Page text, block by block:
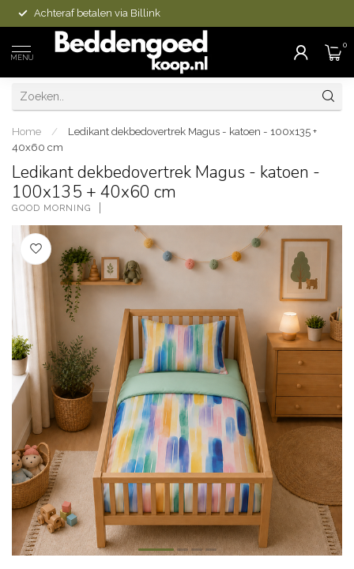
Achteraf betalen via Billink
MENU
0
Home /
Ledikant dekbedovertrek Magus - katoen - 100x135 +
40x60 cm
Ledikant dekbedovertrek Magus - katoen -
100x135 + 40x60 cm
GOOD MORNING